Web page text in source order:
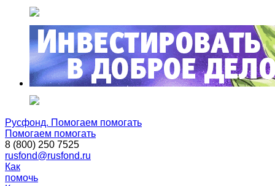
Русфонд. Помогаем помогать
Помогаем помогать
8 (800) 250 7525
rusfond@rusfond.ru
Как
помочь